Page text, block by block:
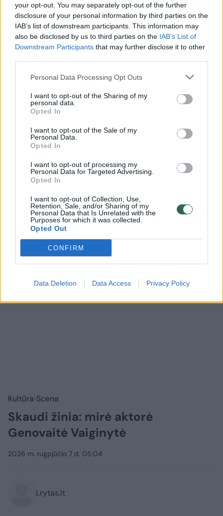
your opt-out. You may separately opt-out of the further
disclosure of your personal information by third parties on the
IAB’s list of downstream participants. This information may
also be disclosed by us to third parties on the IAB’s List of
Downstream Participants that may further disclose it to other
Personal Data Processing Opt Outs
I want to opt-out of the Sharing of my
personal data.
Opted In
I want to opt-out of the Sale of my
Personal Data.
Opted In
I want to opt-out of processing my
Personal Data for Targeted Advertising.
Opted In
I want to opt-out of Collection, Use,
Retention, Sale, and/or Sharing of my
Personal Data that Is Unrelated with the
Purposes for which it was collected.
Opted Out
CONFIRM
Data Deletion Data Access Privacy Policy
rodomas naujai pastatytoje LNDT Mažojoje
salėje.
Komentuoti po šiuo straipsniu
Komentuoti gali tik Lrytas registruoti vartotojai.
Prisijunkite prie registruotų vartotojų
bendruomenės ir bendraukite komentaruose!
Rodyti komentarus
Prisijungti komentatoriams
Kultūra Scena
Skaudi žinia: mirė aktorė
Genovaitė Vaiginytė
2026 m. rugpjūčio 7 d. 05:04
Lrytas.lt